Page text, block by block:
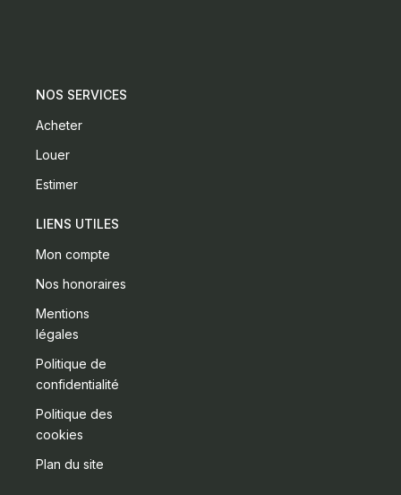
NOS SERVICES
Acheter
Louer
Estimer
LIENS UTILES
Mon compte
Nos honoraires
Mentions
légales
Politique de
confidentialité
Politique des
cookies
Plan du site